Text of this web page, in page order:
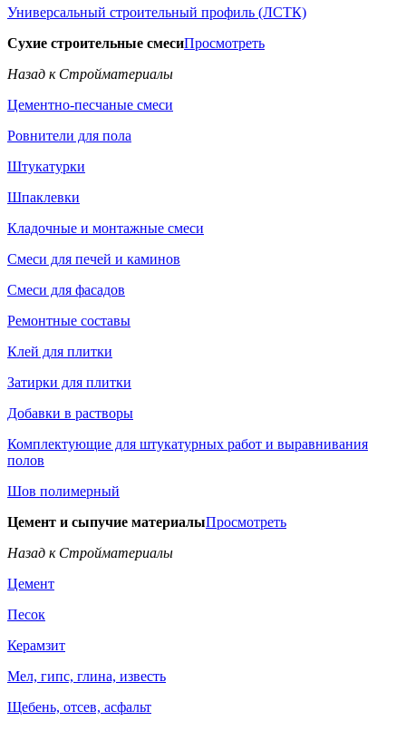
Универсальный строительный профиль (ЛСТК)
Сухие строительные смесиПросмотреть
Назад к Стройматериалы
Цементно-песчаные смеси
Ровнители для пола
Штукатурки
Шпаклевки
Кладочные и монтажные смеси
Смеси для печей и каминов
Смеси для фасадов
Ремонтные составы
Клей для плитки
Затирки для плитки
Добавки в растворы
Комплектующие для штукатурных работ и выравнивания
полов
Шов полимерный
Цемент и сыпучие материалыПросмотреть
Назад к Стройматериалы
Цемент
Песок
Керамзит
Мел, гипс, глина, известь
Щебень, отсев, асфальт